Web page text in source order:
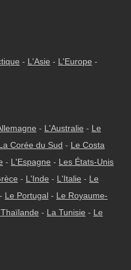
- L'Asie - L'Europe -
- L'Australie - Le
Corée du Sud - Le Costa
- L'Espagne - Les États-Unis
- L'Inde - L'Italie - Le
- Le Portugal - Le Royaume-
- La Tunisie - Le